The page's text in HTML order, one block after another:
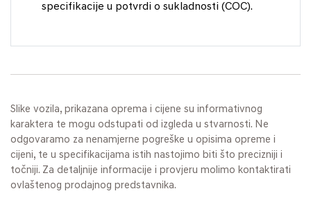
specifikacije u potvrdi o sukladnosti (COC).
Slike vozila, prikazana oprema i cijene su informativnog
karaktera te mogu odstupati od izgleda u stvarnosti. Ne
odgovaramo za nenamjerne pogreške u opisima opreme i
cijeni, te u specifikacijama istih nastojimo biti što precizniji i
točniji. Za detaljnije informacije i provjeru molimo kontaktirati
ovlaštenog prodajnog predstavnika.